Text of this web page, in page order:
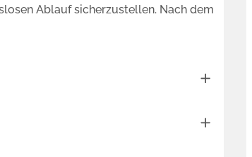
Ablauf sicherzustellen. Nach dem
es, individuelle Fragen direkt zu